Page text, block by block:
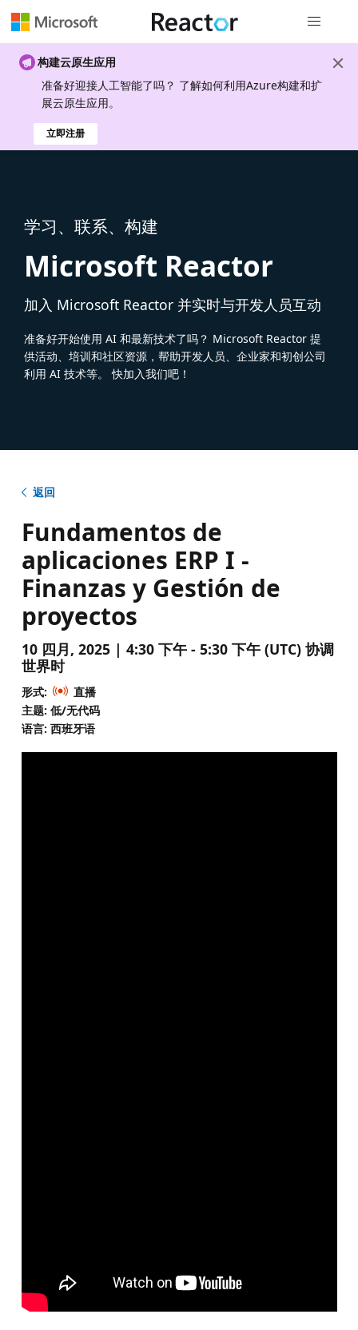
构建云原生应用
准备好迎接人工智能了吗？ 了解如何利用Azure构建和扩
展云原生应用。
立即注册
学习、联系、构建
Microsoft Reactor
加入 Microsoft Reactor 并实时与开发人员互动
准备好开始使用 AI 和最新技术了吗？ Microsoft Reactor 提
供活动、培训和社区资源，帮助开发人员、企业家和初创公司
利用 AI 技术等。 快加入我们吧！
返回
Fundamentos de
aplicaciones ERP I -
Finanzas y Gestión de
proyectos
10 四月, 2025 | 4:30 下午 - 5:30 下午 (UTC) 协调
世界时
形式:
直播
主题: 低/无代码
语言: 西班牙语